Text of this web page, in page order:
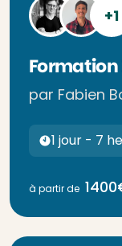
+1
par Fabien
1 jour - 7
à partir de